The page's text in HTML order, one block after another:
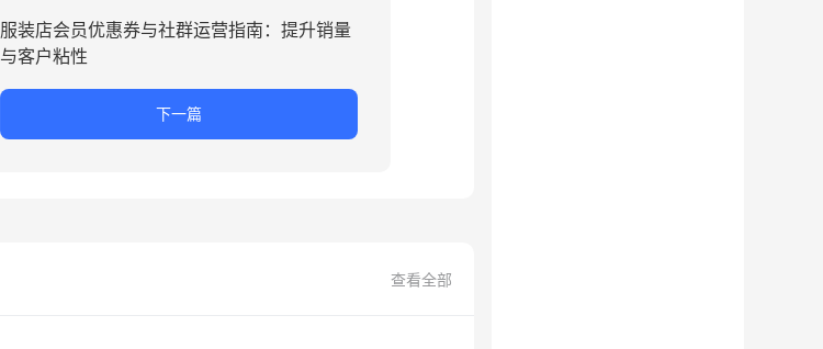
服装店会员优惠券与社群运营指南：提升销量
与客户粘性
下一篇
查看全部